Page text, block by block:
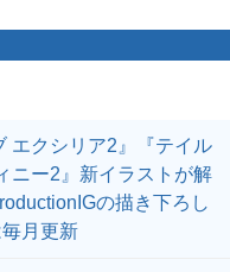
エクシリア2』『テイル
ニー2』新イラストが解
の描き下ろし
月更新